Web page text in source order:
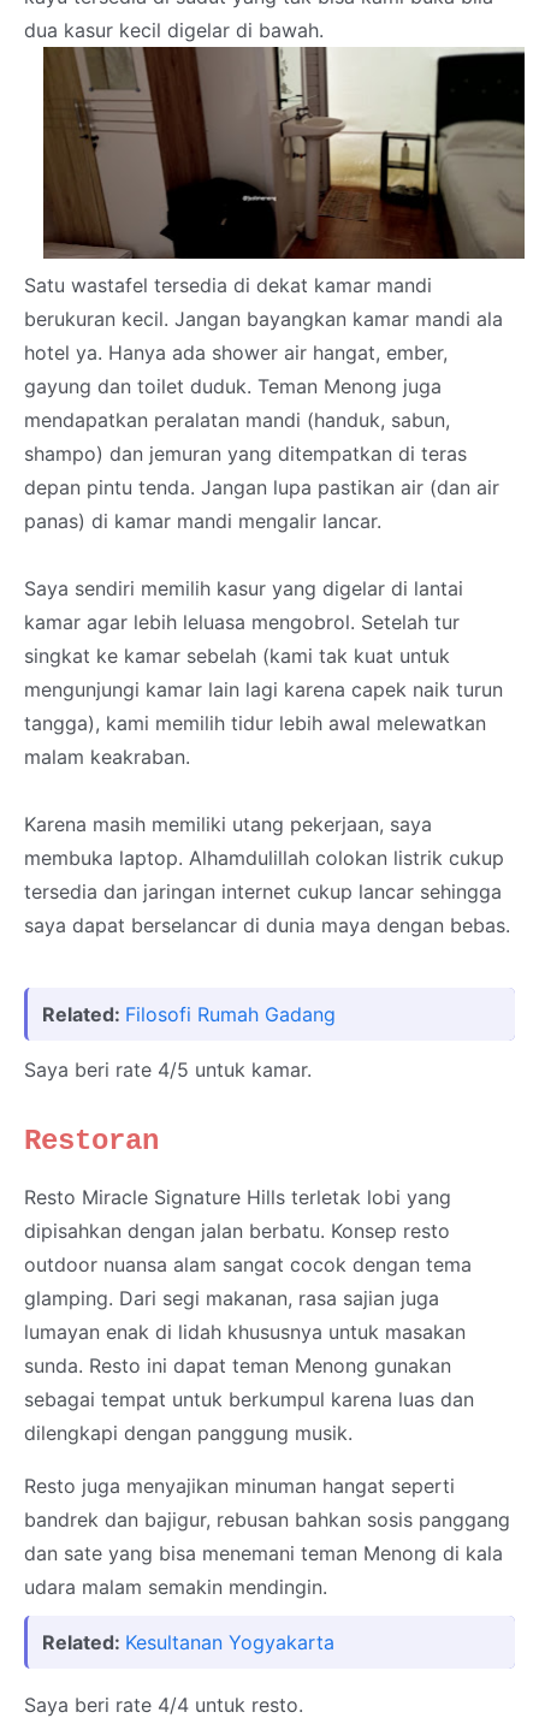
dua kasur kecil digelar di bawah.
Satu wastafel tersedia di dekat kamar mandi
berukuran kecil. Jangan bayangkan kamar mandi ala
hotel ya. Hanya ada shower air hangat, ember,
gayung dan toilet duduk. Teman Menong juga
mendapatkan peralatan mandi (handuk, sabun,
shampo) dan jemuran yang ditempatkan di teras
depan pintu tenda. Jangan lupa pastikan air (dan air
panas) di kamar mandi mengalir lancar.
Saya sendiri memilih kasur yang digelar di lantai
kamar agar lebih leluasa mengobrol. Setelah tur
singkat ke kamar sebelah (kami tak kuat untuk
mengunjungi kamar lain lagi karena capek naik turun
tangga), kami memilih tidur lebih awal melewatkan
malam keakraban.
Karena masih memiliki utang pekerjaan, saya
membuka laptop. Alhamdulillah colokan listrik cukup
tersedia dan jaringan internet cukup lancar sehingga
saya dapat berselancar di dunia maya dengan bebas.
Related: Filosofi Rumah Gadang
Saya beri rate 4/5 untuk kamar.
Restoran
Resto Miracle Signature Hills terletak lobi yang
dipisahkan dengan jalan berbatu. Konsep resto
outdoor nuansa alam sangat cocok dengan tema
glamping. Dari segi makanan, rasa sajian juga
lumayan enak di lidah khususnya untuk masakan
sunda. Resto ini dapat teman Menong gunakan
sebagai tempat untuk berkumpul karena luas dan
dilengkapi dengan panggung musik.
Resto juga menyajikan minuman hangat seperti
bandrek dan bajigur, rebusan bahkan sosis panggang
dan sate yang bisa menemani teman Menong di kala
udara malam semakin mendingin.
Related: Kesultanan Yogyakarta
Saya beri rate 4/4 untuk resto.